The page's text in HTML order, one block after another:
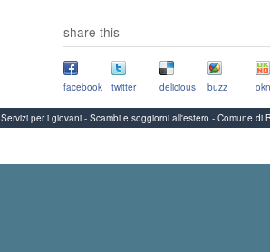
share this
facebook twitter delicious buzz
Servizi per i giovani - Scambi e soggiorni all'estero - Comune